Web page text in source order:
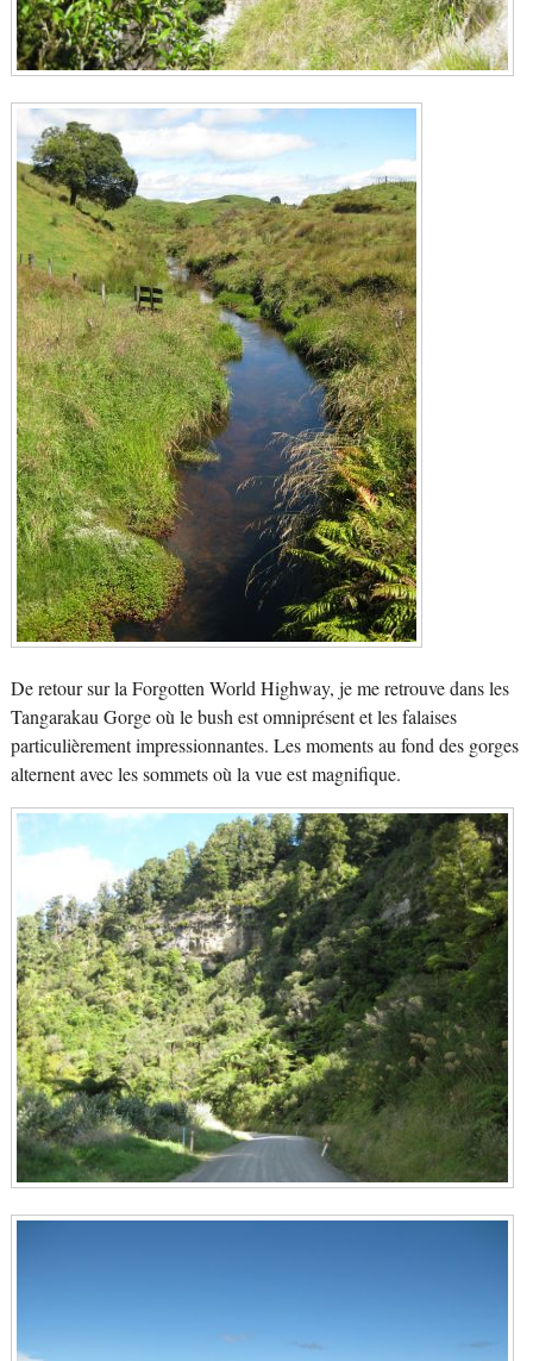
De retour sur la Forgotten World Highway, je me retrouve dans les
Tangarakau Gorge où le bush est omniprésent et les falaises
particulièrement impressionnantes. Les moments au fond des gorges
alternent avec les sommets où la vue est magnifique.